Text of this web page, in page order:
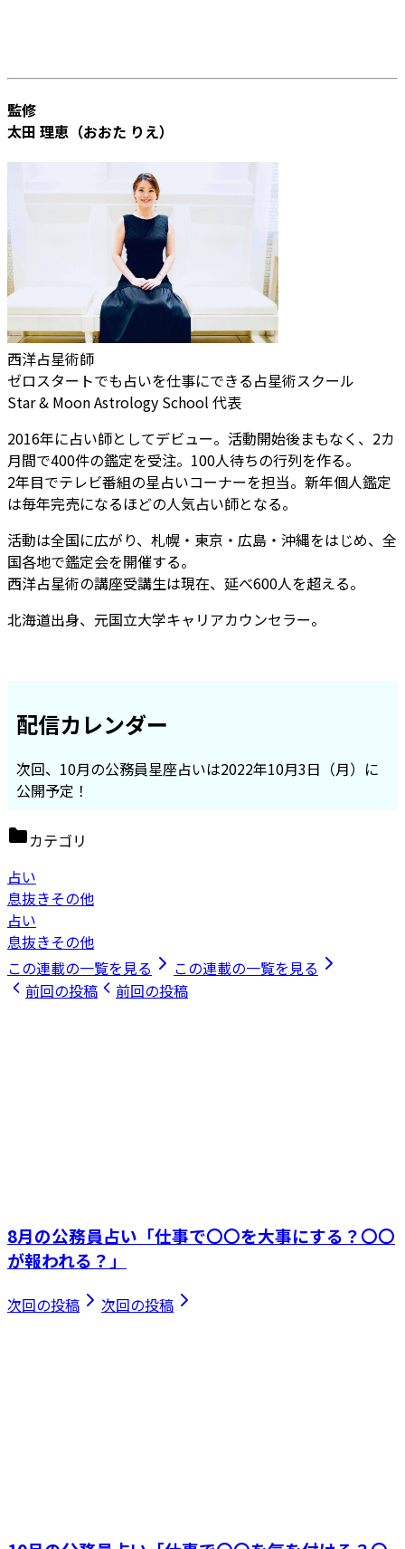
監修
太田 理恵（おおた りえ）
西洋占星術師
ゼロスタートでも占いを仕事にできる占星術スクール
Star & Moon Astrology School 代表
2016年に占い師としてデビュー。活動開始後まもなく、2カ
月間で400件の鑑定を受注。100人待ちの行列を作る。
2年目でテレビ番組の星占いコーナーを担当。新年個人鑑定
は毎年完売になるほどの人気占い師となる。
活動は全国に広がり、札幌・東京・広島・沖縄をはじめ、全
国各地で鑑定会を開催する。
西洋占星術の講座受講生は現在、延べ600人を超える。
北海道出身、元国立大学キャリアカウンセラー。
配信カレンダー
次回、10月の公務員星座占いは2022年10月3日（月）に
公開予定！
カテゴリ
占い
息抜きその他
占い
息抜きその他
この連載の一覧を見る
この連載の一覧を見る
前回の投稿
前回の投稿
8月の公務員占い「仕事で〇〇を大事にする？〇〇
が報われる？」
次回の投稿 次回の投稿